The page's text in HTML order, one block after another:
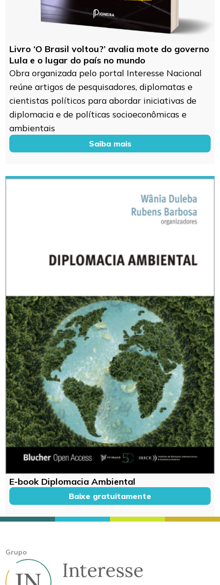
Livro ‘O Brasil voltou?’ avalia mote do governo
Lula e o lugar do país no mundo
Obra organizada pelo portal Interesse Nacional
reúne artigos de pesquisadores, diplomatas e
cientistas políticos para abordar iniciativas de
diplomacia e de políticas socioeconômicas e
ambientais
Saiba mais
E-book Diplomacia Ambiental
Baixe gratuitamente
Grupo